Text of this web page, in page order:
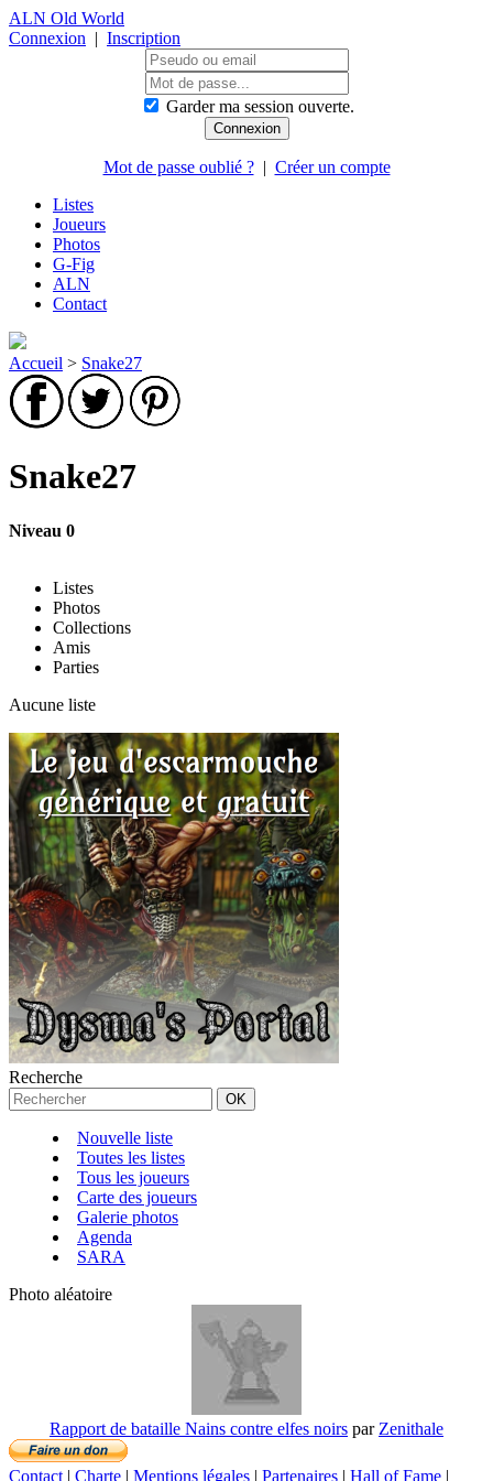
ALN Old World
Connexion | Inscription
Garder ma session ouverte.
Mot de passe oublié ?| Créer un compte
Listes
Joueurs
Photos
G-Fig
ALN
Contact
Accueil > Snake27
Snake27
Niveau 0
Listes
Photos
Collections
Amis
Parties
Aucune liste
Recherche
Nouvelle liste
Toutes les listes
Tous les joueurs
Carte des joueurs
Galerie photos
Agenda
SARA
Photo aléatoire
Rapport de bataille Nains contre elfes noirs par Zenithale
Contact | Charte | Mentions légales | Partenaires | Hall of Fame |